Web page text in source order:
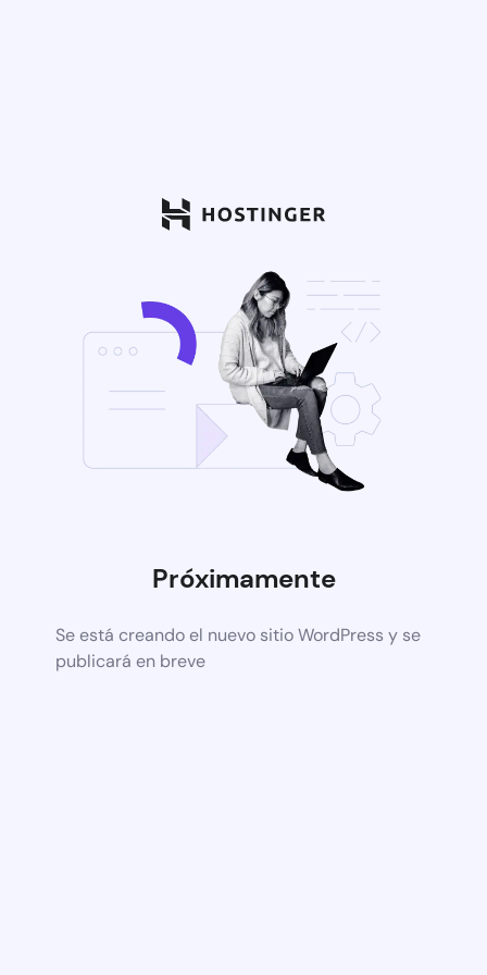
Próximamente
Se está creando el nuevo sitio WordPress y se
publicará en breve